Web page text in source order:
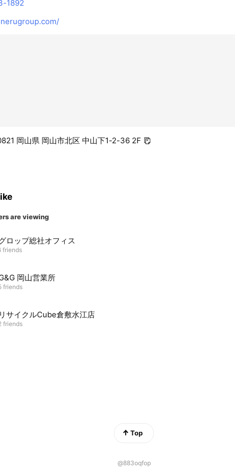
1892
岡山県 岡山市北区 中山下1-2-36 2F
are viewing
ロップ総社オフィス
friends
岡山営業所
friends
リサイクルCube倉敷水江店
friends
Top
@883oqfop